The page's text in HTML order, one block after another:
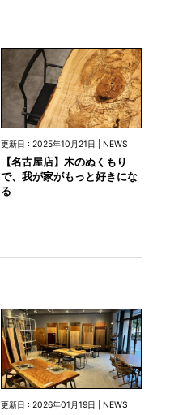
更新日 : 2025年10月21日 | NEWS
【名古屋店】木のぬくもり
で、我が家がもっと好きにな
る
更新日 : 2026年01月19日 | NEWS